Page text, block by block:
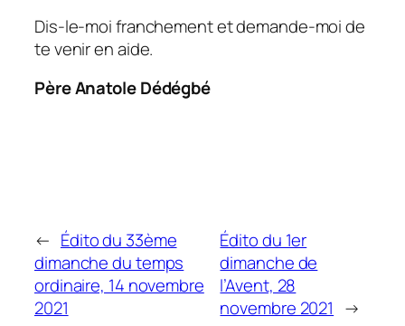
Dis-le-moi franchement et demande-moi de
te venir en aide.
Père Anatole Dédégbé
← Édito du 33ème
dimanche du temps
ordinaire, 14 novembre
2021
Édito du 1er
dimanche de
l’Avent, 28
novembre 2021 →